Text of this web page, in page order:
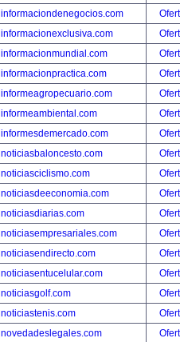
informaciondenegocios.com
informacionexclusiva.com
informacionmundial.com
informacionpractica.com
informeagropecuario.com
informeambiental.com
informesdemercado.com
noticiasbaloncesto.com
noticiasciclismo.com
noticiasdeeconomia.com
noticiasdiarias.com
noticiasempresariales.com
noticiasendirecto.com
noticiasentucelular.com
noticiasgolf.com
noticiastenis.com
novedadeslegales.com